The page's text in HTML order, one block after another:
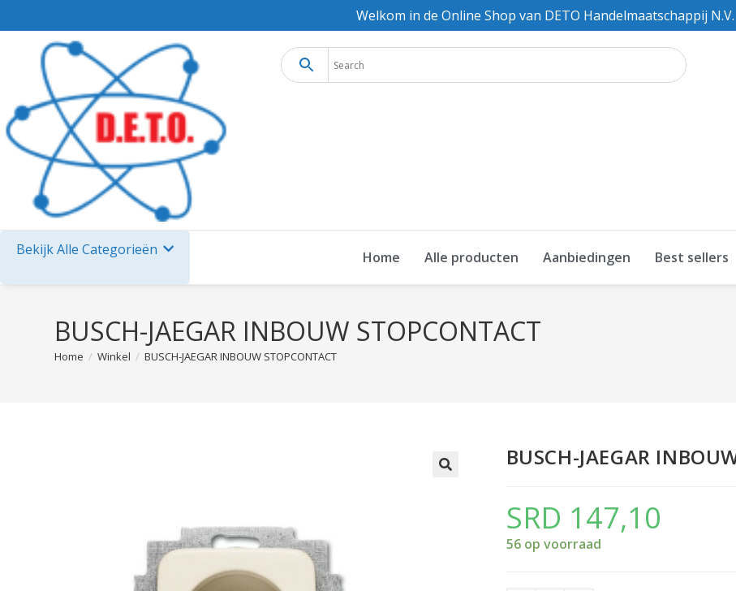
Welkom in de Online Shop van DETO Handelmaatschappij N.V.
Bekijk Alle Categorieën Home Alle producten Aanbiedingen Best sellers
BUSCH-JAEGAR INBOUW STOPCONTACT
Home / Winkel / BUSCH-JAEGAR INBOUW STOPCONTACT
BUSCH-JAEGAR
SRD 147,10
56 op voorraad